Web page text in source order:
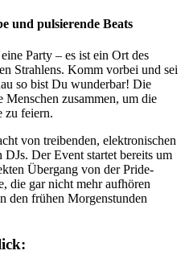
und pulsierende Beats
Party – es ist ein Ort des
Strahlens. Komm vorbei und sei
so bist Du wunderbar! Die
zusammen, um die
zu feiern.
von treibenden, elektronischen
Der Event startet bereits um
Übergang von der Pride-
die gar nicht mehr aufhören
den frühen Morgenstunden